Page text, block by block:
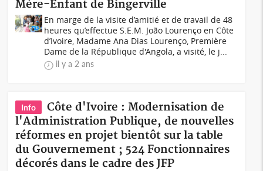
Mère-Enfant de Bingerville
En marge de la visite d’amitié et de travail de 48
heures qu’effectue S.E.M. João Lourenço en Côte
d’Ivoire, Madame Ana Dias Lourenço, Première
Dame de la République d'Angola, a visité, le j...
il y a 2 ans
Info
Côte d'Ivoire : Modernisation de
l'Administration Publique, de nouvelles
réformes en projet bientôt sur la table
du Gouvernement ; 524 Fonctionnaires
décorés dans le cadre des JFP